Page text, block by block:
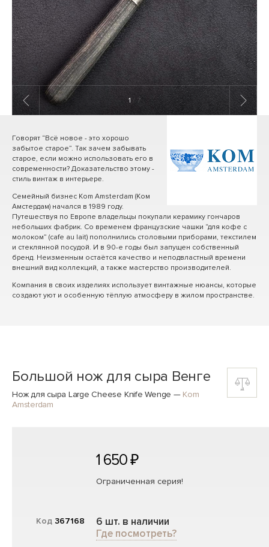
1 / 7
Говорят “Всё новое - это хорошо
забытое старое”. Так зачем забывать
старое, если можно использовать его в
современности? Доказательство этому -
стиль винтаж в интерьере.
Семейный бизнес Kom Amsterdam (Ком
Амстердам) начался в 1989 году.
Путешествуя по Европе владельцы покупали керамику гончаров
небольших фабрик. Со временем французские чашки “для кофе с
молоком” (cafe au lait) пополнились столовыми приборами, текстилем
и стеклянной посудой. И в 90-е годы был запущен собственный
бренд. Неизменным остаётся качество и неподвластный времени
внешний вид коллекций, а также мастерство производителей.
Компания в своих изделиях использует винтажные нюансы, которые
создают уют и особенную тёплую атмосферу в жилом пространстве.
Большой нож для сыра Венге
Нож для сыра Large Cheese Knife Wenge — Kom
Amsterdam
Код 367168
1 650 ₽
Ограниченная серия!
6 шт. в наличии
Где посмотреть?